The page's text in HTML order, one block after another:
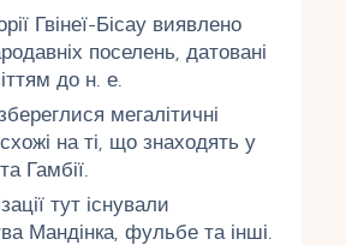
Гвінеї-Бісау виявлено
поселень, датовані
до н. е.
мегалітичні
на ті, що знаходять у
Гамбії.
тут існували
Мандінка, фульбе та інші.